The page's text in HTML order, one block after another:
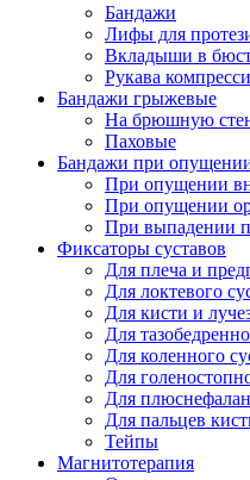
Бандажи
Лифы для
Вкладыши в
Рукава
Бандажи грыжевые
На брюшную
Паховые
Бандажи при
При опущении
При опущении
При выпадении
Фиксаторы суставов
Для плеча и
Для локтевого
Для кисти и
Для
Для коленного
Для
Для
Для пальцев
Тейпы
Магнитотерапия